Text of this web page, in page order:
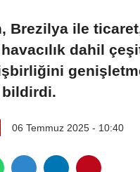
Brezilya ile
dahil
06 Temmuz 2025 - 10:40